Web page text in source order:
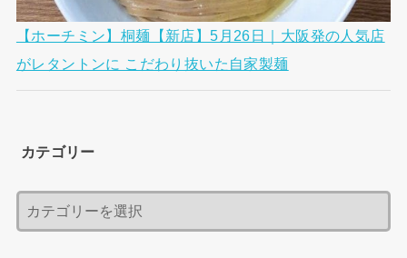
【ホーチミン】桐麺【新店】5月26日｜大阪発の人気店
がレタントンに こだわり抜いた自家製麺
カテゴリー